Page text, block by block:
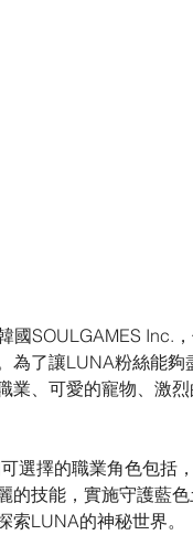
國SOULGAMES Inc.
為了讓LUNA粉絲能
業、可愛的寵物、激
選擇的職業角色包括
的技能，實施守護藍
索LUNA的神秘世界。